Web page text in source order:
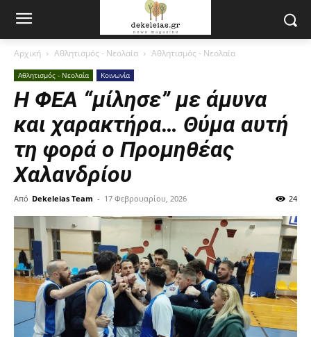
Αρχική Αθλητισμός - Νεολαία Αθλητισμός - Νεολαία
Αθλητισμός - Νεολαία Κοινωνία
Η ΦΕΑ “μίλησε” με άμυνα
και χαρακτήρα… Θύμα αυτή
τη φορά ο Προμηθέας
Χαλανδρίου
Από Dekeleias Team - 17 Φεβρουαρίου, 2026 24